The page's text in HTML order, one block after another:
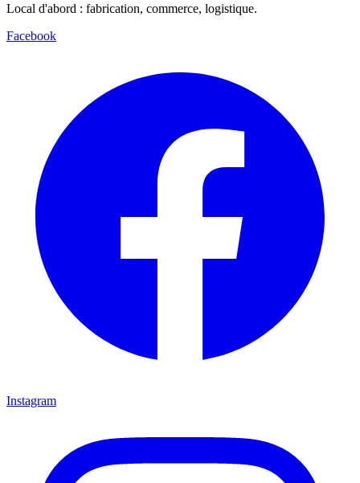
Local d'abord : fabrication, commerce, logistique.
Facebook
Instagram